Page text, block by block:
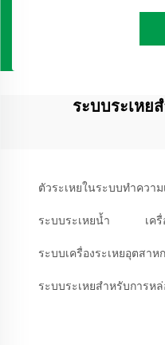
ระบบระเหย
ตัวระเหยในระบบทำความ
ระบบระเหยน้ำ เค
ระบบเครื่องระเหยอุตสาห
ระบบระเหยสำหรับการหล่